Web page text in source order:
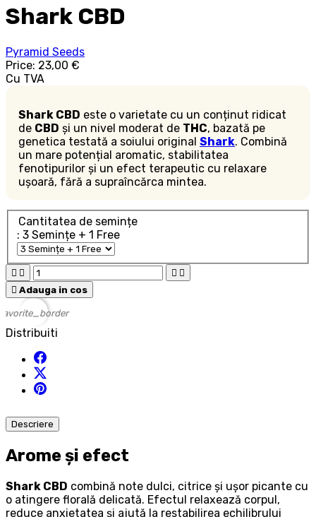
Shark CBD
Pyramid Seeds
Price: 23,00 €
Cu TVA
Shark CBD este o varietate cu un conținut ridicat
de CBD și un nivel moderat de THC, bazată pe
genetica testată a soiului original Shark. Combină
un mare potențial aromatic, stabilitatea
fenotipurilor și un efect terapeutic cu relaxare
ușoară, fără a supraîncărca mintea.
Cantitatea de semințe
: 3 Semințe + 1 Free
   
 Adauga in cos
favorite_border
Distribuiti
Descriere
Arome și efect
Shark CBD combină note dulci, citrice și ușor picante cu
o atingere florală delicată. Efectul relaxează corpul,
reduce anxietatea și ajută la restabilirea echilibrului